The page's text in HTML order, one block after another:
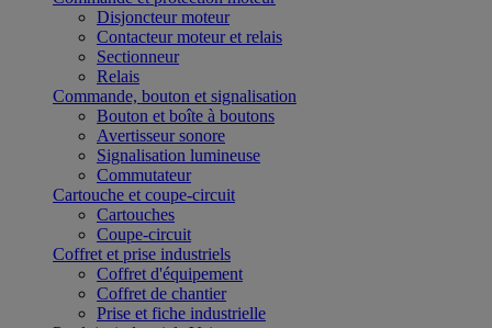
Disjoncteur moteur
Contacteur moteur et relais
Sectionneur
Relais
Commande, bouton et signalisation
Bouton et boîte à boutons
Avertisseur sonore
Signalisation lumineuse
Commutateur
Cartouche et coupe-circuit
Cartouches
Coupe-circuit
Coffret et prise industriels
Coffret d'équipement
Coffret de chantier
Prise et fiche industrielle